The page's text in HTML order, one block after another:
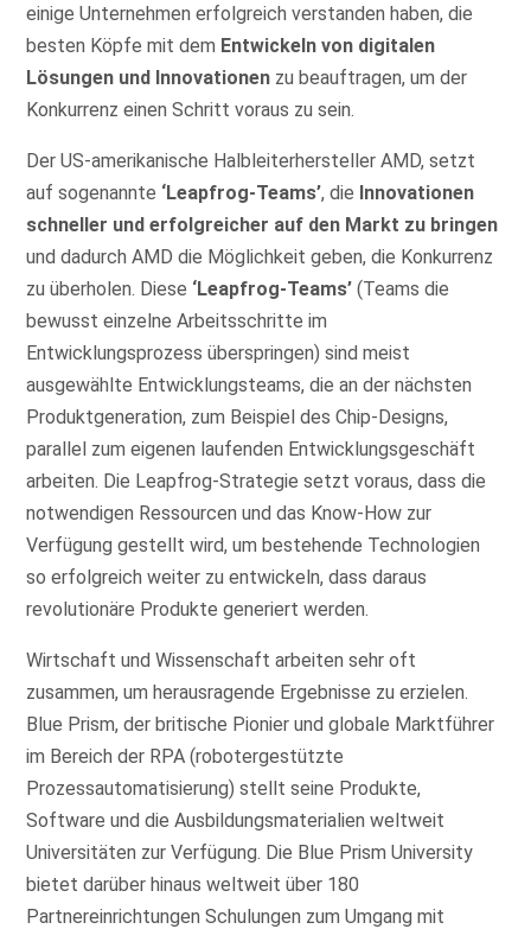
einige Unternehmen erfolgreich verstanden haben, die
besten Köpfe mit dem Entwickeln von digitalen
Lösungen und Innovationen zu beauftragen, um der
Konkurrenz einen Schritt voraus zu sein.
Der US-amerikanische Halbleiterhersteller AMD, setzt
auf sogenannte ‘Leapfrog-Teams’, die Innovationen
schneller und erfolgreicher auf den Markt zu bringen
und dadurch AMD die Möglichkeit geben, die Konkurrenz
zu überholen. Diese ‘Leapfrog-Teams’ (Teams die
bewusst einzelne Arbeitsschritte im
Entwicklungsprozess überspringen) sind meist
ausgewählte Entwicklungsteams, die an der nächsten
Produktgeneration, zum Beispiel des Chip-Designs,
parallel zum eigenen laufenden Entwicklungsgeschäft
arbeiten. Die Leapfrog-Strategie setzt voraus, dass die
notwendigen Ressourcen und das Know-How zur
Verfügung gestellt wird, um bestehende Technologien
so erfolgreich weiter zu entwickeln, dass daraus
revolutionäre Produkte generiert werden.
Wirtschaft und Wissenschaft arbeiten sehr oft
zusammen, um herausragende Ergebnisse zu erzielen.
Blue Prism, der britische Pionier und globale Marktführer
im Bereich der RPA (robotergestützte
Prozessautomatisierung) stellt seine Produkte,
Software und die Ausbildungsmaterialien weltweit
Universitäten zur Verfügung. Die Blue Prism University
bietet darüber hinaus weltweit über 180
Partnereinrichtungen Schulungen zum Umgang mit